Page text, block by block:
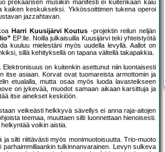
prekaarisen musiikin manifesti ei kuitenkaan kaiu
kaiken keskukseksi. Ykkössoittimen tukena operoi
jazzahtavan.
Harri Kuusijärvi Koutus -projektin reilun neljän
EP:lle. Noilla julkaisuilla Kuusijärvi teki yhteistyötä
kuuluu mielestäni myös uudella levyllä. Aallot on
sillä kehityksellä on tapana vältellä takapakkia.
on kuitenkin asettunut niin luontaisesti
itse asiaan. Korvat ovat tuomareista armottomin ja
etualalla, mutta osaa myös luoda lavasteikseen
on jykevää, muodot samaan aikaan karsittuja ja
itse ainekset keskiöön.
veikeästi helkkyvä sävellys ei anna raja-aitojen
teemaa, muuttaen silti luonnettaan hienoisesti.
voikin aistia.
silti riittävästi myös monimuotoisuutta. Trio-muoto
tulkinnanvarainen. Levyn sulkeva